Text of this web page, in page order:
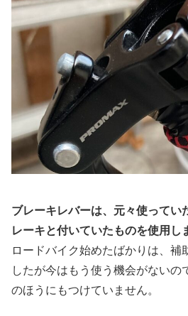
ブレーキレバーは、元々使ってい
レーキと付いていたものを使用し
ロードバイク始めたばかりは、補
したが今はもう使う機会がないの
のほうにもつけていません。